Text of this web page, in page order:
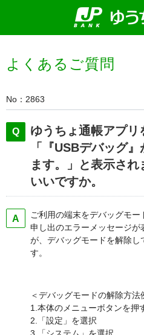
よくあるご質問
No 2863
ゆうちょ通帳アプリ
「『USBデバッグ
ます。」と表示さ
いいですか。
ご利用の端末をデバッグモ
申し出のエラーメッセージ
が、デバッグモードを解除し
す。
＜デバッグモードの解除方法
1.本体のメニューボタンを押
2.「設定」を選択